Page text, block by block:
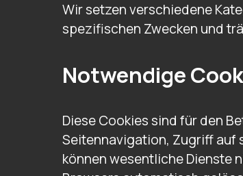
Wir setzen verschiedene
spezifischen Zwecken und
Notwendige
Diese Cookies sind für den
Seitennavigation, Zugriff auf
können wesentliche Dienste